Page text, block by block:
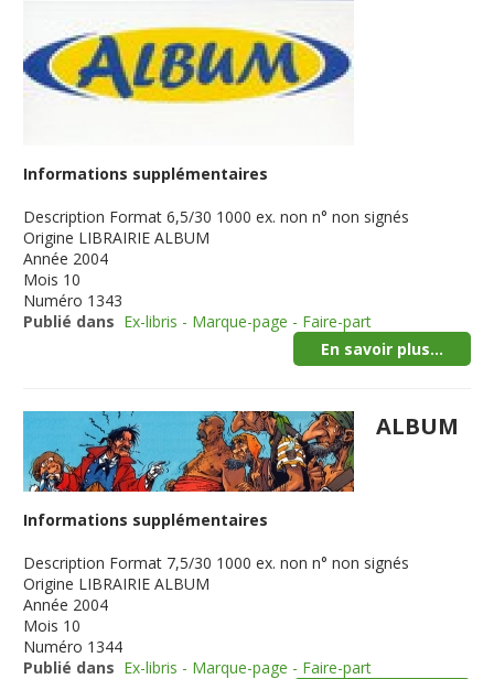
Informations supplémentaires
Description Format 6,5/30 1000 ex. non n° non signés
Origine LIBRAIRIE ALBUM
Année 2004
Mois 10
Numéro 1343
Publié dans Ex-libris - Marque-page - Faire-part
En savoir plus...
ALBUM
Informations supplémentaires
Description Format 7,5/30 1000 ex. non n° non signés
Origine LIBRAIRIE ALBUM
Année 2004
Mois 10
Numéro 1344
Publié dans Ex-libris - Marque-page - Faire-part